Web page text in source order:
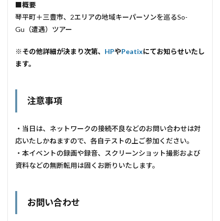
■概要
琴平町＋三豊市、2エリアの地域キーパーソンを巡るSo-
Gu（遭遇）ツアー
※その他詳細が決まり次第、 HPやPeatixにてお知らせいたし
ます。
注意事項
・当日は、ネットワークの接続不良などのお問い合わせは対
応いたしかねますので、各自テストの上ご参加ください。
・本イベントの録画や録音、スクリーンショット撮影および
資料などの無断転用は固くお断りいたします。
お問い合わせ